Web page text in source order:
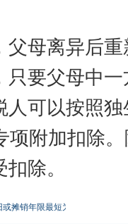
父母离异后
只要父母中
人可以按照
项附加扣除
除。
摊销年限最短为几年？